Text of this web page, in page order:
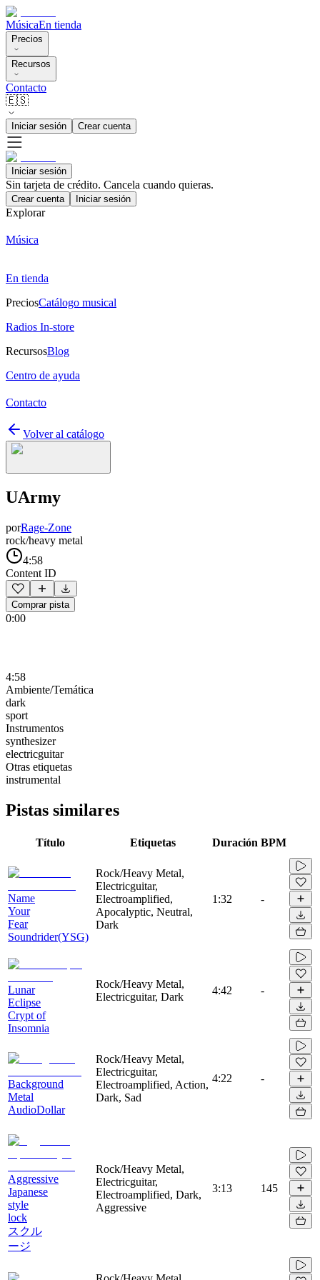
MúsicaEn tienda
Precios
Recursos
Contacto
🇪🇸
Iniciar sesión Crear cuenta
Iniciar sesión
Sin tarjeta de crédito. Cancela cuando quieras.
Crear cuenta Iniciar sesión
Explorar
Música
En tienda
PreciosCatálogo musical
Radios In-store
RecursosBlog
Centro de ayuda
Contacto
Volver al catálogo
UArmy
porRage-Zone
rock/heavy metal
4:58
Content ID
Comprar pista
0:00
4:58
Ambiente/Temática
dark
sport
Instrumentos
synthesizer
electricguitar
Otras etiquetas
instrumental
Pistas similares
Título Etiquetas Duración BPM
Name
Your
Fear
Soundrider(YSG)
Rock/Heavy Metal,
Electricguitar,
Electroamplified,
Apocalyptic, Neutral,
Dark
1:32 -
Lunar
Eclipse
Crypt of
Insomnia
Rock/Heavy Metal,
Electricguitar, Dark
4:42 -
Background
Metal
AudioDollar
Rock/Heavy Metal,
Electricguitar,
Electroamplified, Action,
Dark, Sad
4:22 -
Aggressive
Japanese
style
lock
スクル
ージ
Rock/Heavy Metal,
Electricguitar,
Electroamplified, Dark,
Aggressive
3:13 145